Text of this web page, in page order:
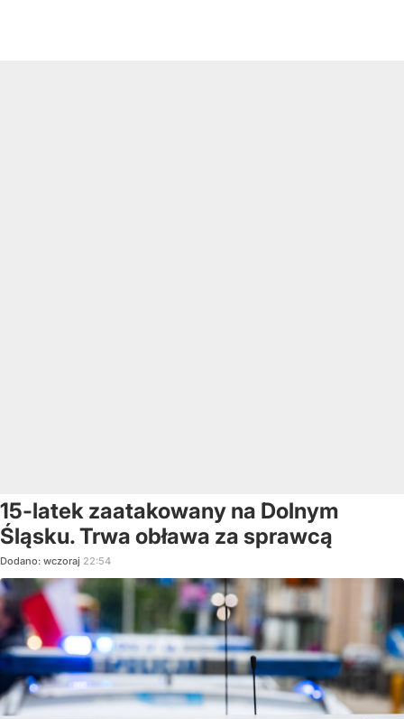
15-latek zaatakowany na Dolnym
Śląsku. Trwa obława za sprawcą
Dodano: wczoraj 22:54